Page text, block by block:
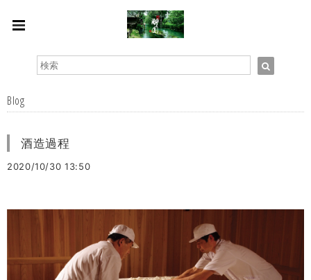
Blog
酒造過程
2020/10/30 13:50